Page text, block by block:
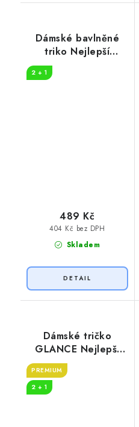
Dámské bavlněné
triko Nejlepší
maminka na světě
2 + 1
Skladem
404 Kč bez DPH
489 Kč
Dámské tričko
GLANCE Nejlepší
mamka
PREMIUM
2 + 1